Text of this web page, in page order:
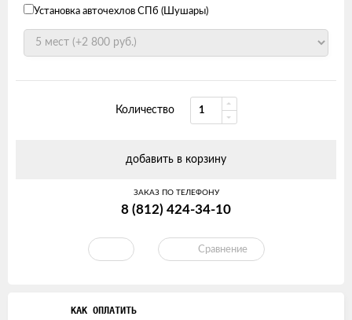
Установка авточехлов СПб (Шушары)
Количество
добавить в корзину
ЗАКАЗ ПО ТЕЛЕФОНУ
8 (812) 424-34-10
Сравнение
КАК ОПЛАТИТЬ